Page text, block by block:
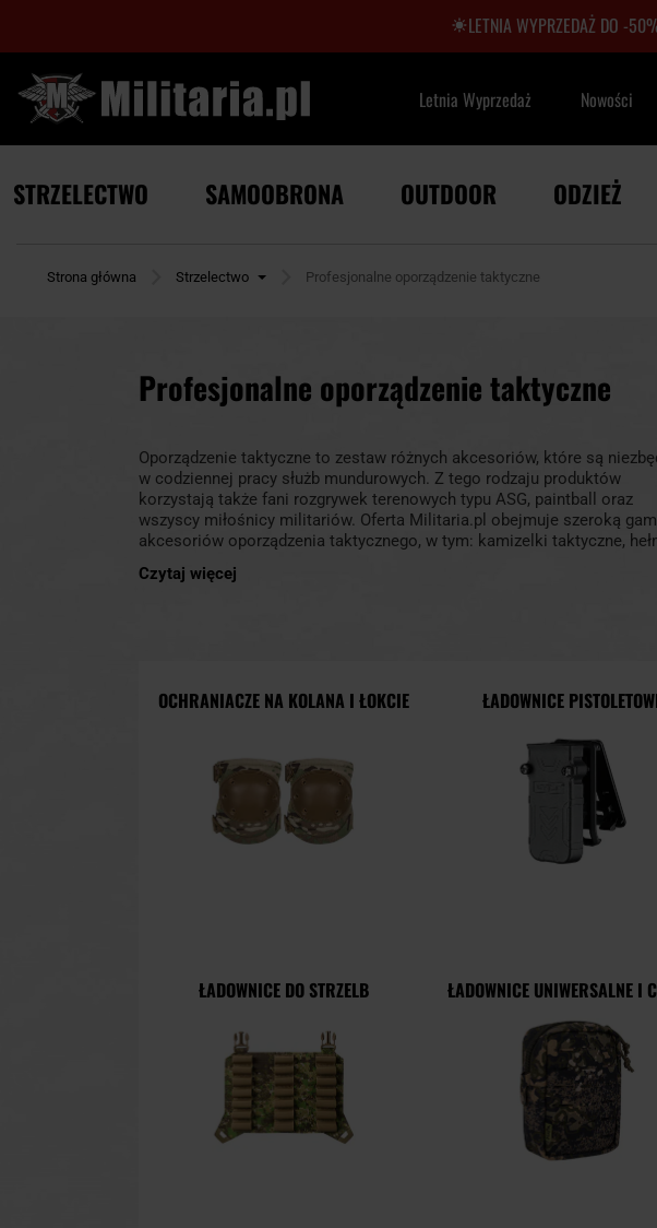
LETNIA WYPRZEDAŻ DO -
Letnia Wyprzedaż Nowości
STRZELECTWO SAMOOBRONA OUTDOOR ODZIEŻ
Strona główna Strzelectwo Profesjonalne oporządzenie taktyczne
Profesjonalne oporządzenie taktyczne
Oporządzenie taktyczne to zestaw różnych akcesoriów, które są
w codziennej pracy służb mundurowych. Z tego rodzaju produktów
korzystają także fani rozgrywek terenowych typu ASG, paintball oraz
wszyscy miłośnicy militariów. Oferta Militaria.pl obejmuje szeroką
akcesoriów oporządzenia taktycznego, w tym: kamizelki taktyczne,
strzeleckie, pasy taktyczne, kabury do broni, ładownice na granaty,
Czytaj więcej
OCHRANIACZE NA KOLANA I ŁOKCIE ŁADOWNICE
ŁADOWNICE DO STRZELB ŁADOWNICE UNIWERSALNE I